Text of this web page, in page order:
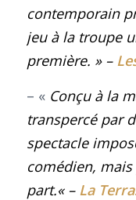
contemporain
jeu à la troupe
première. » –
– « Conçu à la
transpercé par
spectacle
comédien,
part.« – La